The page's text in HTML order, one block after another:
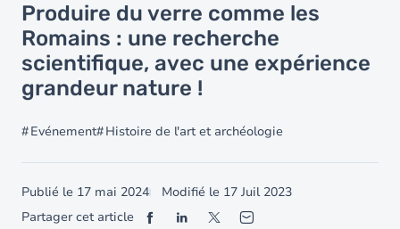
Produire du verre comme les
Romains : une recherche
scientifique, avec une expérience
grandeur nature !
Evénement Histoire de l'art et archéologie
Publié le 17 mai 2024 Modifié le 17 Juil 2023
Partager cet article